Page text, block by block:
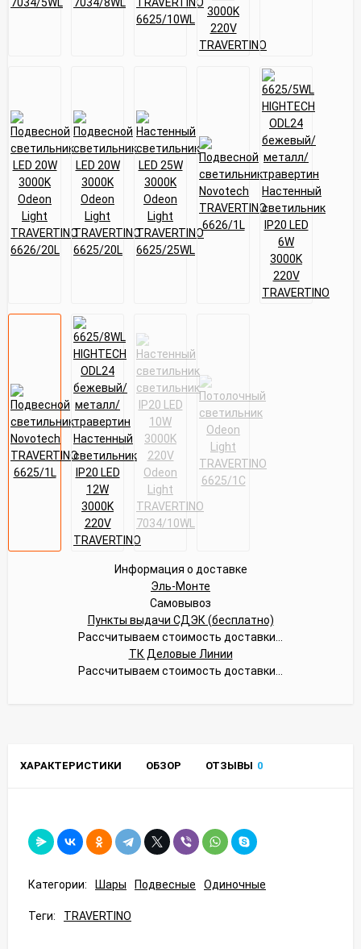
Информация о доставке
Эль-Монте
Самовывоз
Пункты выдачи СДЭК (бесплатно)
Рассчитываем стоимость доставки...
ТК Деловые Линии
Рассчитываем стоимость доставки...
ХАРАКТЕРИСТИКИ ОБЗОР ОТЗЫВЫ 0
Категории: Шары Подвесные Одиночные
Теги: TRAVERTINO